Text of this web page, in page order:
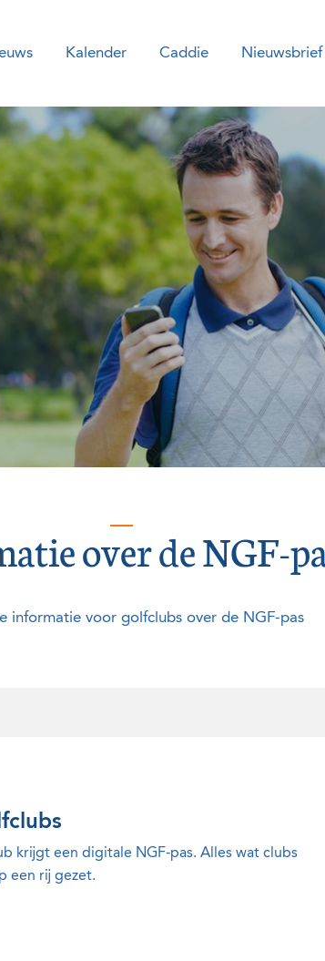
Kalender Caddie Nieuwsbrief
over de NGF-
informatie voor golfclubs over de NGF-pas
krijgt een digitale NGF-pas. Alles wat clubs
een rij gezet.